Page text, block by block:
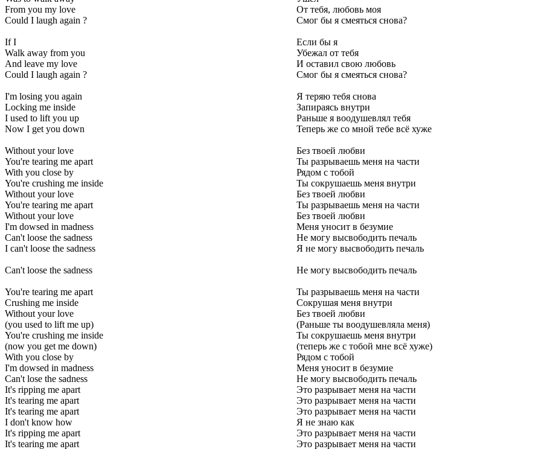
From you my love
Could I laugh again ?
If I
Walk away from you
And leave my love
Could I laugh again ?
I'm losing you again
Locking me inside
I used to lift you up
Now I get you down
Without your love
You're tearing me apart
With you close by
You're crushing me inside
Without your love
You're tearing me apart
Without your love
I'm dowsed in madness
Can't loose the sadness
I can't loose the sadness
Can't loose the sadness
You're tearing me apart
Crushing me inside
Without your love
(you used to lift me up)
You're crushing me inside
(now you get me down)
With you close by
I'm dowsed in madness
Can't lose the sadness
It's ripping me apart
It's tearing me apart
It's tearing me apart
I don't know how
It's ripping me apart
It's tearing me apart
От тебя, любовь моя
Смог бы я смеяться снова?
Если бы я
Убежал от тебя
И оставил свою любовь
Смог бы я смеяться снова?
Я теряю тебя снова
Запираясь внутри
Раньше я воодушевлял тебя
Теперь же со мной тебе всё хуже
Без твоей любви
Ты разрываешь меня на части
Рядом с тобой
Ты сокрушаешь меня внутри
Без твоей любви
Ты разрываешь меня на части
Без твоей любви
Меня уносит в безумие
Не могу высвободить печаль
Я не могу высвободить печаль
Не могу высвободить печаль
Ты разрываешь меня на части
Сокрушая меня внутри
Без твоей любви
(Раньше ты воодушевляла меня)
Ты сокрушаешь меня внутри
(теперь же с тобой мне всё хуже)
Рядом с тобой
Меня уносит в безумие
Не могу высвободить печаль
Это разрывает меня на части
Это разрывает меня на части
Это разрывает меня на части
Я не знаю как
Это разрывает меня на части
Это разрывает меня на части